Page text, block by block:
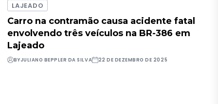
LAJEADO
Carro na contramão causa acidente fatal
envolvendo três veículos na BR-386 em
Lajeado
BYJULIANO BEPPLER DA SILVA 22 DE DEZEMBRO DE 2025